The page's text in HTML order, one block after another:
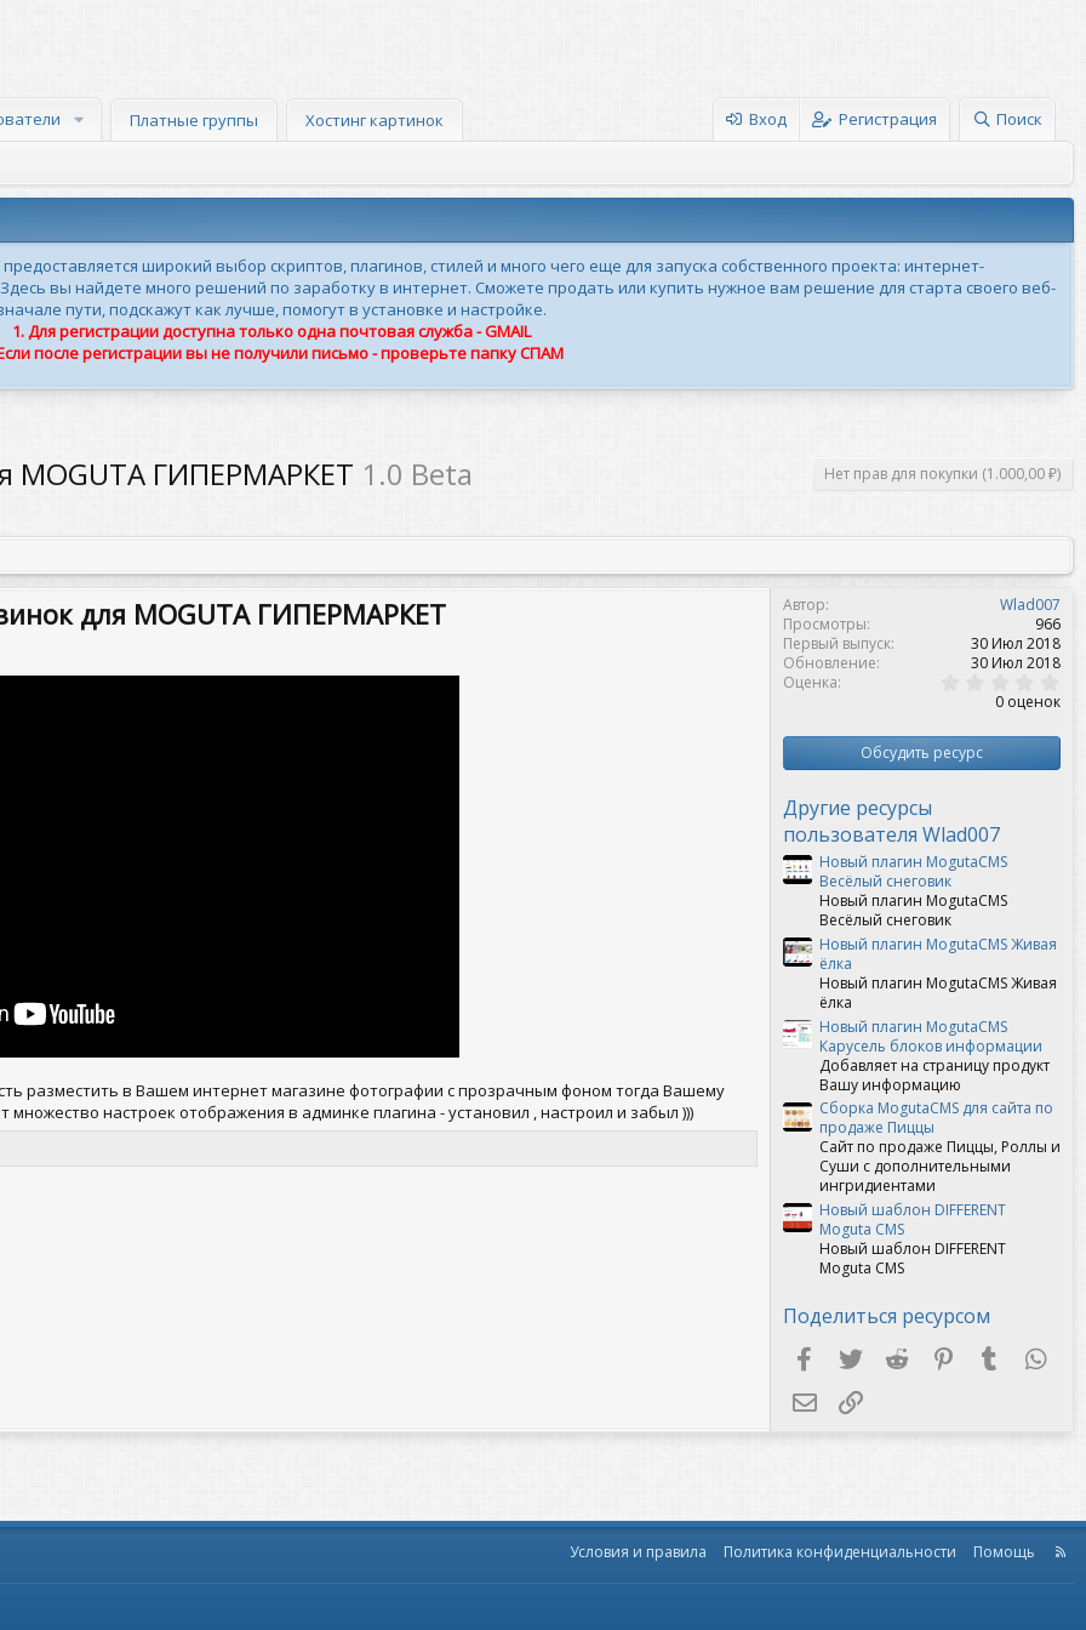
Платные группы Хостинг картинок Вход Регистрация Поиск
широкий выбор скриптов, плагинов, стилей и много чего еще для запуска собственного проекта: интернет-
вы найдете много решений по заработку в интернет. Сможете продать или купить нужное вам решение для старта своего веб-
пути, подскажут как лучше, помогут в установке и настройке.
1. Для регистрации доступна только одна почтовая служба - GMAIL
после регистрации вы не получили письмо - проверьте папку СПАМ
MOGUTA ГИПЕРМАРКЕТ 1.0 Beta
Нет прав для покупки (1.000,00 ₽)
для MOGUTA ГИПЕРМАРКЕТ
разместить в Вашем интернет магазине фотографии с прозрачным фоном тогда Вашему
настроек отображения в админке плагина - установил , настроил и забыл )))​
Автор
Wlad007
Просмотры
966
Первый выпуск
30 Июл 2018
Обновление
30 Июл 2018
Оценка
,
0
в
0 оценок
Обсудить ресурс
Другие ресурсы
пользователя Wlad007
Новый плагин MogutaCMS
Весёлый снеговик
Новый плагин MogutaCMS
Весёлый снеговик
Новый плагин MogutaCMS Живая
ёлка
Новый плагин MogutaCMS Живая
ёлка
Новый плагин MogutaCMS
Карусель блоков информации
Добавляет на страницу продукт
Вашу информацию
Сборка MogutaCMS для сайта по
продаже Пиццы
Сайт по продаже Пиццы, Роллы и
Суши с дополнительными
ингридиентами
Новый шаблон DIFFERENT
Moguta CMS
Новый шаблон DIFFERENT
Moguta CMS
Поделиться ресурсом
FacebookTwitter Reddit PinterestTumblr
Электронная почта
Условия и правила Политика конфиденциальности Помощь
R